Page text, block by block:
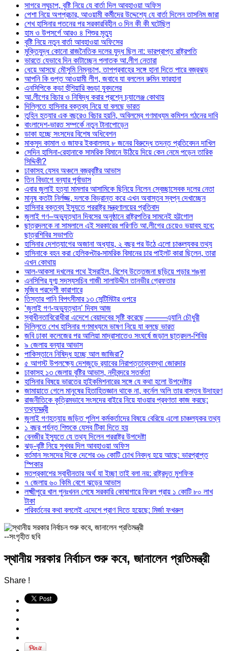
সাগরে লঘুচাপ, বৃষ্টি নিয়ে যে বার্তা দিল আবহাওয়া অফিস
পেশা নিয়ে অপপ্রচার, আওয়ামী কর্মীদের উদ্দেশ্যে যে বার্তা দিলেন তাসনিম জারা
শেখ হাসিনার পতনের পর সরকারবিহীন ৩ দিন কী কী ঘটেছিল
হাম ও উপসর্গে আরও ৪ শিশুর মৃত্যু
বৃষ্টি নিয়ে নতুন বার্তা আবহাওয়া অফিসের
মুক্তিযুদ্ধ কোনো রাজনৈতিক দলের যুদ্ধ ছিল না: ভারপ্রাপ্ত রাষ্ট্রপতি
ভারতে যেভাবে দিন কাটাচ্ছেন পলাতক আ.লীগ নেতারা
ধেয়ে আসছে মৌসুমি নিম্নচাপ, তাপপ্রবাহের সঙ্গে হানা দিতে পারে বজ্রঝড়
আপনি কি গুপ্ত আওয়ামী লীগ, জবাবে যা বললেন রুমিন ফারহানা
এনসিপিকে কড়া হুঁশিয়ারি বগুড়া যুবদলের
আ.লীগের বিচার ও নিষিদ্ধ করার প্রশ্নে চ্যালেঞ্জ কোথায়
দিল্লিতে হাসিনার বক্তব্য নিয়ে যা বলছে ভারত
তুহিন হত্যার এক বছরেও বিচার হয়নি, অবিলম্বে গণমাধ্যম কমিশন গঠনের দাবি
বাংলাদেশ-ভারত সম্পর্কে নতুন টানাপোড়েন
ডাকা হচ্ছে সংসদের বিশেষ অধিবেশন
মাকসুদ কামাল ও জাফর ইকবালসহ ৮ জনের বিরুদ্ধে তদন্ত প্রতিবেদন দাখিল
সেদিন হাসিনা-রেহানাকে সামরিক বিমানে উঠিয়ে দিয়ে কেন নেমে পড়েন তারিক
সিদ্দিকী?
ঢাকাসহ যেসব অঞ্চলে বজ্রবৃষ্টির আভাস
তিন বিভাগে বন্যার পূর্বাভাস
এবার জুলাই হত্যা মামলার আসামিকে ছিনিয়ে নিলেন স্বেচ্ছাসেবক দলের নেতা
মানুষ কতটা নির্লজ্জ, দলকে বিভ্রান্ত করে এখন অবাস্তব স্বপ্ন দেখাচ্ছেন
হাসিনার বক্তব্য ইস্যুতে পররাষ্ট্র মন্ত্রণালয়ের প্রতিবাদ
জুলাই গণ–অভ্যুত্থান দিবসের অনুষ্ঠানে রাষ্ট্রপতির সামনেই হট্টগোল
ছাত্রদলকে না সামলালে এই সরকারের পরিণতি আ.লীগের চেয়েও ভয়াবহ হবে:
ছাত্রশিবির সভাপতি
হাসিনার দেশত্যাগের অজানা অধ্যায়, ২ বছর পর উঠে এলো চাঞ্চল্যকর তথ্য
হাসিনাকে বহন করা হেলিকপ্টার-সামরিক বিমানের চার পাইলট কারা ছিলেন, তারা
এখন কোথায়
আল-আকসা দখলের পথে ইসরাইল, বিশ্বে উত্তেজনা ছড়িয়ে পড়ার শঙ্কা
এনসিপির যুগ্ম সদস্যসচিব গাজী সালাউদ্দীন তানভীর গ্রেফতার
মুজিব পরদেশী কারাগারে
তিস্তার পানি বিপৎসীমার ১৩ সেন্টিমিটার ওপরে
‘জুলাই গণ-অভ্যুত্থান’ দিবস আজ
স্বাধীনতাবিরোধীরা এদেশে বেয়াদবের সৃষ্টি করেছে ——–এ্যানি চৌধুরী
দিল্লিতে শেখ হাসিনার গণমাধ্যমে ভাষণ নিয়ে যা বলছে ভারত
জবি ঢাকা কলেজের পর আলিয়া মাদ্রাসাতেও সংঘর্ষে জড়াল ছাত্রদল-শিবির
৯ জেলায় বন্যার আভাস
পাকিস্তানে নিষিদ্ধ হচ্ছে আল জাজিরা?
৫ আগস্ট উপলক্ষ্যে দেশজুড়ে র‌্যাবের নিরাপত্তাব্যবস্থা জোরদার
ঢাকাসহ ১৩ জেলায় বৃষ্টির আভাস, নদীবন্দরে সতর্কতা
হাসিনার বিষয়ে ভারতের হাইকমিশনারের সঙ্গে যে কথা হলো উপদেষ্টার
জামায়াতে গেলে মানুষের হিতাহিতজ্ঞান থাকে না, কর্নেল অলি তার বাস্তব উদাহরণ
রাজনীতিকে কৃত্রিমভাবে সংসদের বাইরে নিয়ে যাওয়ার প্রবণতা কাজ করছে:
তথ্যমন্ত্রী
জুলাই গণহত্যায় জড়িত পুলিশ কর্মকর্তাদের বিষয়ে বেরিয়ে এলো চাঞ্চল্যকর তথ্য
১ বছর পর্যন্ত শিশুকে যেসব টিকা দিতে হয়
বেনজীর ইস্যুতে যে তথ্য দিলেন পররাষ্ট্র উপদেষ্টা
ঝড়-বৃষ্টি নিয়ে সুখবর দিল আবহাওয়া অফিস
বর্তমান সংসদের দিকে দেশের ৩৬ কোটি চোখ নিবদ্ধ হয়ে আছে: ভারপ্রাপ্ত
স্পিকার
মতপ্রকাশের স্বাধীনতার অর্থ যা ইচ্ছা তাই বলা নয়: রাষ্ট্রদূত মুশফিক
৭ জেলায় ৬০ কিমি বেগে ঝড়ের আভাস
লক্ষ্মীপুরে খাল পুনঃখনন শেষে সরকারি কোষাগারে ফিরল প্রায় ১ কোটি ৮০ লাখ
টাকা
পরিবর্তনের কথা বললেই এদেশে প্রাণ দিতে হয়েছে: মির্জা ফখরুল
--সংগৃহীত ছবি
স্থানীয় সরকার নির্বাচন শুরু কবে, জানালেন প্রতিমন্ত্রী
Share !